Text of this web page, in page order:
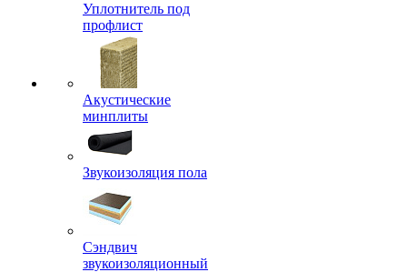
Уплотнитель под
профлист
Акустические
минплиты
Звукоизоляция пола
Сэндвич
звукоизоляционный